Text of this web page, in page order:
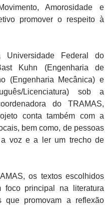
Amorosidade e
promover o respeito à
Universidade Federal do
Kuhn (Engenharia de
(Engenharia Mecânica) e
Licenciatura) sob a
do TRAMAS,
conta também com a
bem como, de pessoas
voz e a ler um trecho de
os textos escolhidos
principal na literatura
que promovam a reflexão